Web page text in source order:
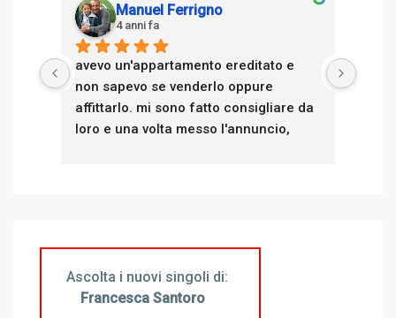
Manuel Ferrigno
4 anni fa
avevo un'appartamento ereditato e
non sapevo se venderlo oppure
affittarlo. mi sono fatto consigliare da
loro e una volta messo l'annuncio,
seguono e ti consigliano in tutto il
percorso.
Ascolta i nuovi singoli di:
Francesca Santoro